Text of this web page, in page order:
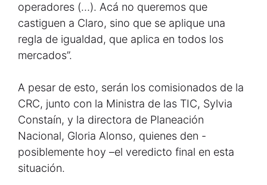
operadores (…). Acá no queremos que
castiguen a Claro, sino que se aplique una
regla de igualdad, que aplica en todos los
mercados”.
A pesar de esto, serán los comisionados de la
CRC, junto con la Ministra de las TIC, Sylvia
Constaín, y la directora de Planeación
Nacional, Gloria Alonso, quienes den -
posiblemente hoy –el veredicto final en esta
situación.